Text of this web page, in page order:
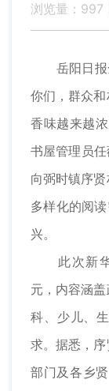
浏览量： 997
岳阳日报
你们，群众
香味越来越
书屋管理员
向弼时镇序
多样化的阅
兴。
此次新华
元，内容涵
科、少儿、
求。据悉，
部门及各乡